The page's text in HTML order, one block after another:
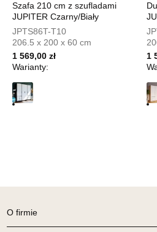
SALON MEBLOWY ORION
Salon meblowy
Szafa 210 cm z szufladami
JUPITER Czarny/Biały
JPTS86T-T10
206.5 x 200 x 60 cm
1 569,00 zł
Warianty:
1
O firmie